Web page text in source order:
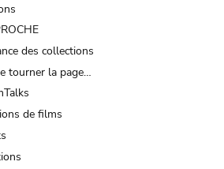
des collections
tourner la page…
de films